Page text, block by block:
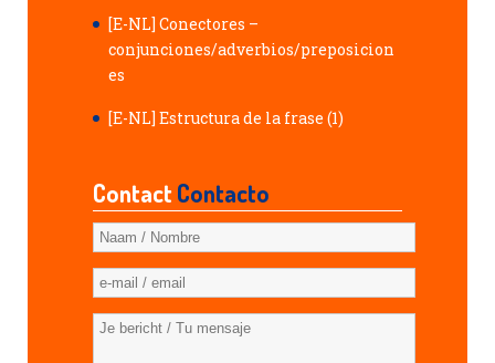
[E-NL] Conectores –
conjunciones/adverbios/preposicion
es
[E-NL] Estructura de la frase (1)
ContactContacto